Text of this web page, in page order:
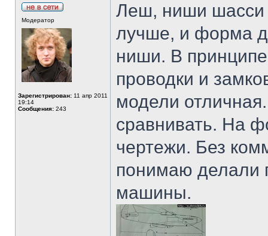
Модератор
Зарегистрирован: 11 апр 2011
19:14
Сообщения: 243
Леш, ниши шасси
лучше, и форма
ниши. В
проводки и
модели
сравнивать. На
чертежи. Без
понимаю делали
машины.